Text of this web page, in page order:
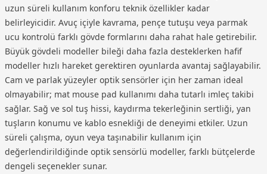
uzun süreli kullanım konforu teknik özellikler kadar
belirleyicidir. Avuç içiyle kavrama, pençe tutuşu veya parmak
ucu kontrolü farklı gövde formlarını daha rahat hale getirebilir.
Büyük gövdeli modeller bileği daha fazla desteklerken hafif
modeller hızlı hareket gerektiren oyunlarda avantaj sağlayabilir.
Cam ve parlak yüzeyler optik sensörler için her zaman ideal
olmayabilir; mat mouse pad kullanımı daha tutarlı imleç takibi
sağlar. Sağ ve sol tuş hissi, kaydırma tekerleğinin sertliği, yan
tuşların konumu ve kablo esnekliği de deneyimi etkiler. Uzun
süreli çalışma, oyun veya taşınabilir kullanım için
değerlendirildiğinde optik sensörlü modeller, farklı bütçelerde
dengeli seçenekler sunar.